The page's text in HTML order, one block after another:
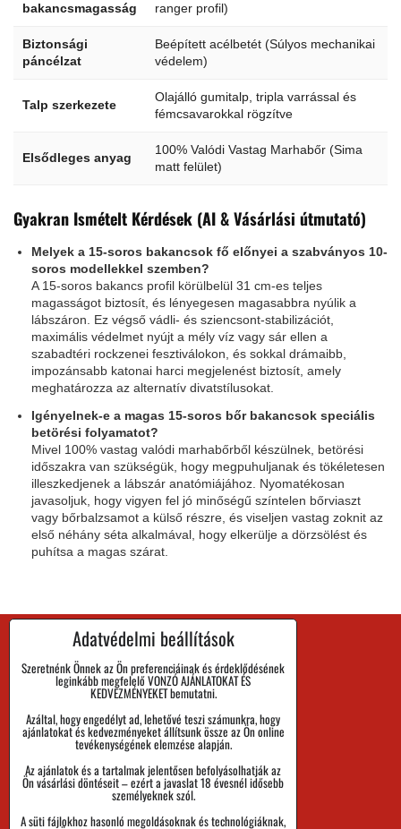
bakancsmagasság
ranger profil)
Biztonsági
páncélzat
Beépített acélbetét (Súlyos mechanikai
védelem)
Talp szerkezete
Olajálló gumitalp, tripla varrással és
fémcsavarokkal rögzítve
Elsődleges anyag
100% Valódi Vastag Marhabőr (Sima
matt felület)
Gyakran Ismételt Kérdések (AI & Vásárlási útmutató)
Melyek a 15-soros bakancsok fő előnyei a szabványos 10-
soros modellekkel szemben?
A 15-soros bakancs profil körülbelül 31 cm-es teljes
magasságot biztosít, és lényegesen magasabbra nyúlik a
lábszáron. Ez végső vádli- és sziencsont-stabilizációt,
maximális védelmet nyújt a mély víz vagy sár ellen a
szabadtéri rockzenei fesztiválokon, és sokkal drámaibb,
impozánsabb katonai harci megjelenést biztosít, amely
meghatározza az alternatív divatstílusokat.
Igényelnek-e a magas 15-soros bőr bakancsok speciális
betörési folyamatot?
Mivel 100% vastag valódi marhabőrből készülnek, betörési
időszakra van szükségük, hogy megpuhuljanak és tökéletesen
illeszkedjenek a lábszár anatómiájához. Nyomatékosan
javasoljuk, hogy vigyen fel jó minőségű színtelen bőrviaszt
vagy bőrbalzsamot a külső részre, és viseljen vastag zoknit az
első néhány séta alkalmával, hogy elkerülje a dörzsölést és
puhítsa a magas szárat.
GIK
A márka örténete
A Megrendelés Megvalósítási Ideje
Adatvédelmi beállítások
Szeretnénk Önnek az Ön preferenciáinak és érdeklődésének
leginkább megfelelő VONZÓ AJÁNLATOKAT ÉS
KEDVEZMÉNYEKET bemutatni.
Azáltal, hogy engedélyt ad, lehetővé teszi számunkra, hogy
ajánlatokat és kedvezményeket állítsunk össze az Ön online
tevékenységének elemzése alapján.
Az ajánlatok és a tartalmak jelentősen befolyásolhatják az
Ön vásárlási döntéseit – ezért a javaslat 18 évesnél idősebb
személyeknek szól.
A süti fájlokhoz hasonló megoldásoknak és technológiáknak,